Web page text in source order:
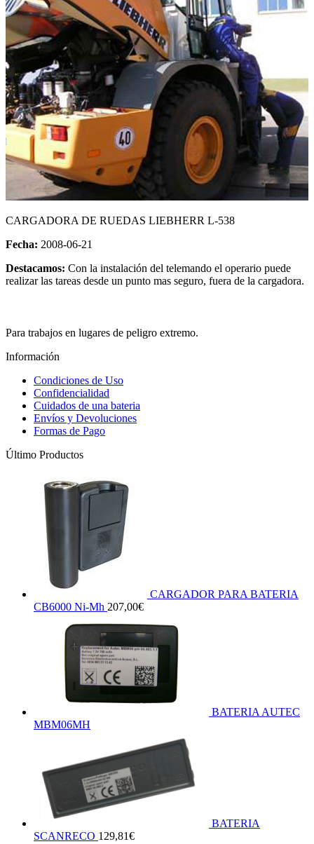
CARGADORA DE RUEDAS LIEBHERR L-538
Fecha: 2008-06-21
Destacamos: Con la instalación del telemando el operario puede
realizar las tareas desde un punto mas seguro, fuera de la cargadora.
Para trabajos en lugares de peligro extremo.
Información
Condiciones de Uso
Confidencialidad
Cuidados de una bateria
Envíos y Devoluciones
Formas de Pago
Último Productos
CARGADOR PARA BATERIA
CB6000 Ni-Mh 207,00€
BATERIA AUTEC
MBM06MH
BATERIA
SCANRECO 129,81€